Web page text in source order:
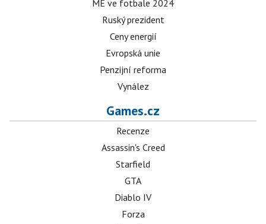
ME ve fotbale 2024
Ruský prezident
Ceny energií
Evropská unie
Penzijní reforma
Vynález
Games.cz
Recenze
Assassin's Creed
Starfield
GTA
Diablo IV
Forza